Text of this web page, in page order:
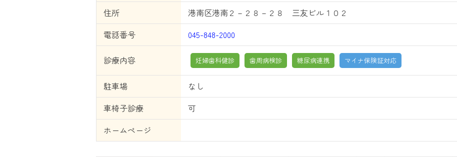
住所
港南区港南２－２８－２８ 三友ビル１０２
電話番号
045-848-2000
診療内容 妊婦歯科健診 歯周病検診 糖尿病連携 マイナ保険証対応
駐車場
なし
車椅子診療
可
ホームページ